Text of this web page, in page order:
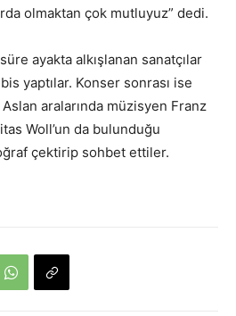
olmaktan çok mutluyuz” dedi.
ayakta alkışlanan sanatçılar
yaptılar. Konser sonrası ise
aralarında müzisyen Franz
Woll’un da bulunduğu
çektirip sohbet ettiler.